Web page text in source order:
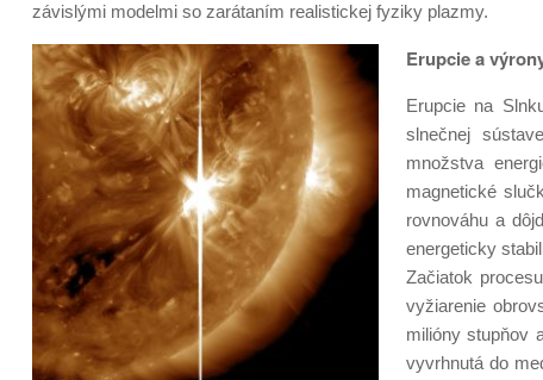
závislými modelmi so zarátaním realistickej fyziky plazmy.
Erupcie a
Erupcie na
slnečnej
množstva
magnetické
rovnováhu a
energeticky
Začiatok
vyžiarenie
milióny stupňov
vyvrhnutá do